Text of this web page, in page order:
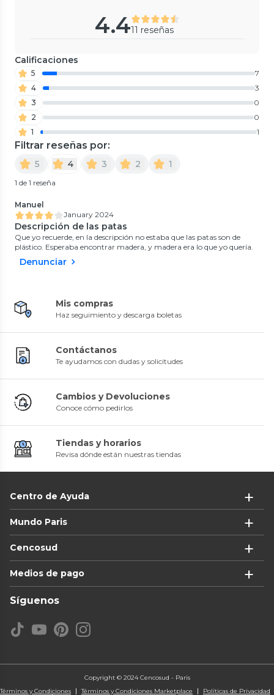
4.411 reseñas
Calificaciones
5
7
4
3
3
0
2
0
1
1
Filtrar reseñas por:
5 4 3 2 1
1 de 1 reseña
Manuel
January 2024
Descripción de las patas
Que yo recuerde, en la descripción no estaba que las patas son de
plástico. Esperaba encontrar madera, y madera era lo que yo quería.
Denunciar
Mis compras
Haz seguimiento y descarga boletas
Contáctanos
Te ayudamos con dudas y solicitudes
Cambios y Devoluciones
Conoce cómo pedirlos
Tiendas y horarios
Revisa dónde están nuestras tiendas
Centro de Ayuda
Mundo Paris
Cencosud
Medios de pago
Síguenos
Copyright © 2024 Cencosud - Paris
Términos y Condiciones
Términos y Condiciones Marketplace Políticas de Privacidad